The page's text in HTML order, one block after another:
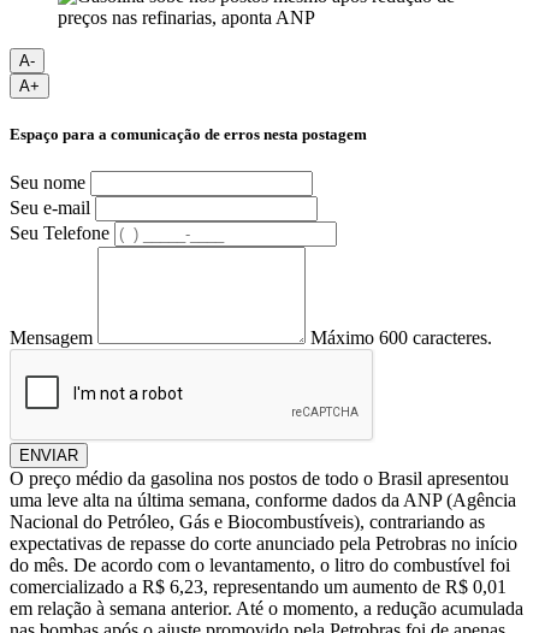
A-
A+
Espaço para a comunicação de erros nesta postagem
Seu nome
Seu e-mail
Seu Telefone
Mensagem Máximo 600 caracteres.
ENVIAR
O preço médio da gasolina nos postos de todo o Brasil apresentou
uma leve alta na última semana, conforme dados da ANP (Agência
Nacional do Petróleo, Gás e Biocombustíveis), contrariando as
expectativas de repasse do corte anunciado pela Petrobras no início
do mês. De acordo com o levantamento, o litro do combustível foi
comercializado a R$ 6,23, representando um aumento de R$ 0,01
em relação à semana anterior. Até o momento, a redução acumulada